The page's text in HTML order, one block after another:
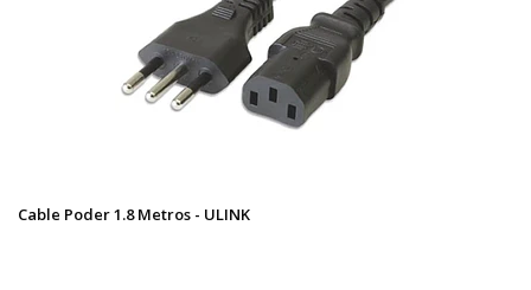
Cable Poder 1.8 Metros - ULINK